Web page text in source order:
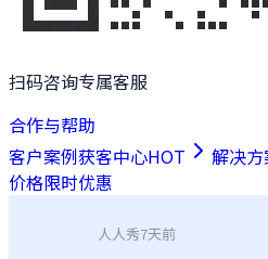
扫码咨询专属客服
合作与帮助
客户案例获客中心HOT 解决
价格限时优惠
人人秀7天前